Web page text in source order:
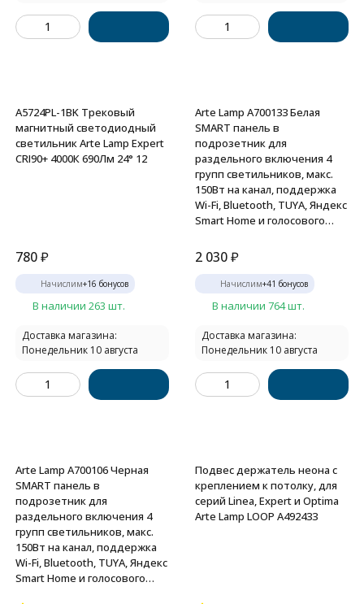
A5724PL-1BK Трековый
магнитный светодиодный
светильник Arte Lamp Expert
CRI90+ 4000К 690Лм 24° 12
780₽
Начислим+16 бонусов
В наличии 263 шт.
Доставка магазина:
Понедельник 10 августа
Arte Lamp A700133 Белая
SMART панель в
подрозетник для
раздельного включения 4
групп светильников, макс.
150Вт на канал, поддержка
Wi-Fi, Bluetooth, TUYA, Яндекс
Smart Home и голосового
2 030₽
Начислим+41 бонусов
В наличии 764 шт.
Доставка магазина:
Понедельник 10 августа
Arte Lamp A700106 Черная
SMART панель в
подрозетник для
раздельного включения 4
групп светильников, макс.
150Вт на канал, поддержка
Wi-Fi, Bluetooth, TUYA, Яндекс
Smart Home и голосового
Подвес держатель неона с
креплением к потолку, для
серий Linea, Expert и Optima
Arte Lamp LOOP A492433